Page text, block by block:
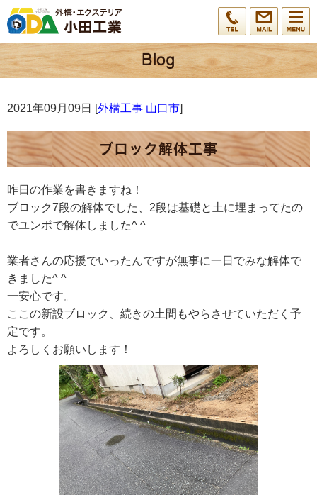
2021年09月09日 [外構工事 山口市]
ブロック解体工事
昨日の作業を書きますね！
ブロック7段の解体でした、2段は基礎と土に埋まってたの
でユンボで解体しました^ ^
業者さんの応援でいったんですが無事に一日でみな解体で
きました^ ^
一安心です。
ここの新設ブロック、続きの土間もやらさせていただく予
定です。
よろしくお願いします！